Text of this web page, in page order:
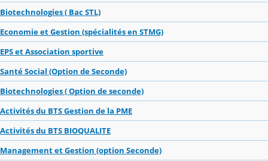
Biotechnologies ( Bac STL)
Economie et Gestion (spécialités en STMG)
EPS et Association sportive
Santé Social (Option de Seconde)
Biotechnologies ( Option de seconde)
Activités du BTS Gestion de la PME
Activités du BTS BIOQUALITE
Management et Gestion (option Seconde)